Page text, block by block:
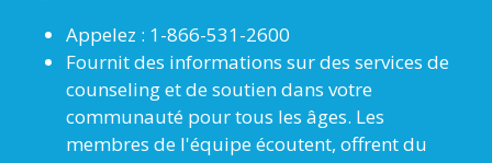
Appelez : 1-866-531-2600
Fournit des informations sur des services de
counseling et de soutien dans votre
communauté pour tous les âges. Les
membres de l'équipe écoutent, offrent du